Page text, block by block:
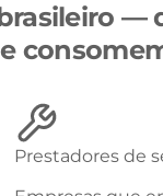
—
Prestadores de